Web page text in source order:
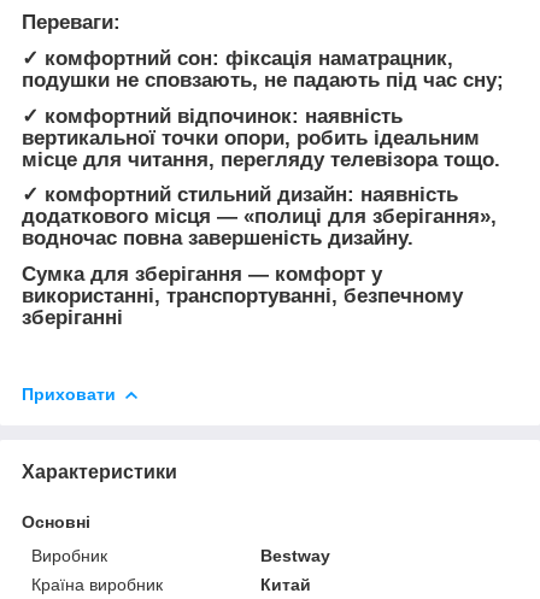
Переваги:
✓ комфортний сон: фіксація наматрацник,
подушки не сповзають, не падають під час сну;
✓ комфортний відпочинок: наявність
вертикальної точки опори, робить ідеальним
місце для читання, перегляду телевізора тощо.
✓ комфортний стильний дизайн: наявність
додаткового місця — «полиці для зберігання»,
водночас повна завершеність дизайну.
Сумка для зберігання — комфорт у
використанні, транспортуванні, безпечному
зберіганні
Приховати
Характеристики
Основні
Виробник
Bestway
Країна виробник
Китай